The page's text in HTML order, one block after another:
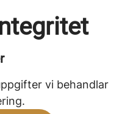
vi behandlar